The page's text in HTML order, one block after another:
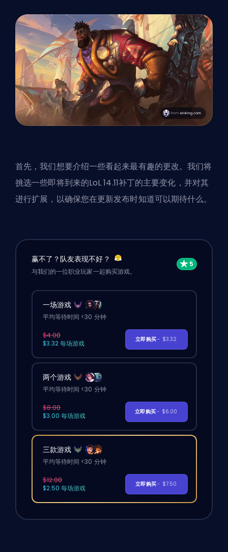
首先，我们想要介绍一些看起来最有趣的更改。我们将
挑选一些即将到来的LoL 14.11补丁的主要变化，并对其
进行扩展，以确保您在更新发布时知道可以期待什么。
赢不了？队友表现不好？
与我们的一位职业玩家一起购买游戏。
一场游戏
平均等待时间 <30 分钟
$4.00
$3.32 每场游戏
立即购买- $3.32
两个游戏
平均等待时间 <30 分钟
$8.00
$3.00 每场游戏
立即购买- $6.00
三款游戏
平均等待时间 <30 分钟
$12.00
$2.50 每场游戏
立即购买- $7.50